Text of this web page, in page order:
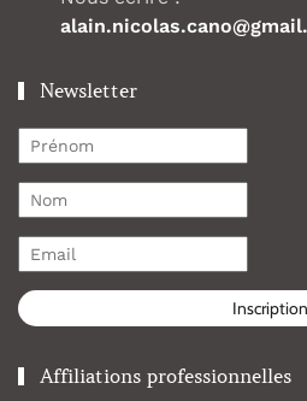
Newsletter
Inscription
Affiliations professionnelles